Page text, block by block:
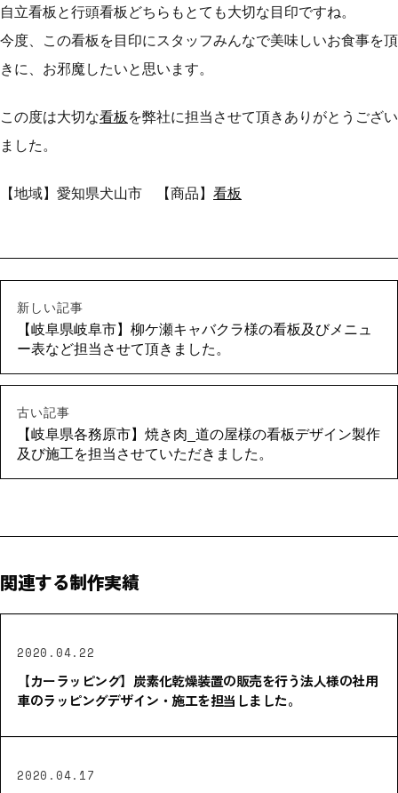
自立看板と行頭看板どちらもとても大切な目印ですね。
今度、この看板を目印にスタッフみんなで美味しいお食事を頂
きに、お邪魔したいと思います。
この度は大切な看板 を弊社に担当させて頂きありがとうござい
ました。
【地域】愛知県犬山市 【商品】 看板
新しい記事
【岐阜県岐阜市】柳ケ瀬キャバクラ様の看板及びメニュ
ー表など担当させて頂きました。
古い記事
【岐阜県各務原市】焼き肉_道の屋様の看板デザイン製作
及び施工を担当させていただきました。
関連する制作実績
2020.04.22
【カーラッピング】炭素化乾燥装置の販売を行う法人様の社用
車のラッピングデザイン・施工を担当しました。
2020.04.17